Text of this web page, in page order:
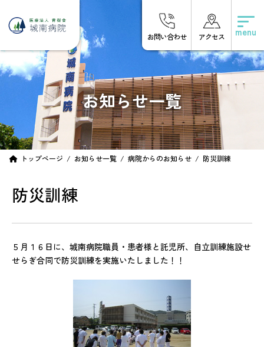
ツ
へ
ス
シ
ョ
ン
お問い合わせ アクセス
お知らせ一覧
トップページ お知らせ一覧 病院からのお知らせ 防災訓練
防災訓練
５月１６日に、城南病院職員・患者様と託児所、自立訓練施設せ
せらぎ合同で防災訓練を実施いたしました！！